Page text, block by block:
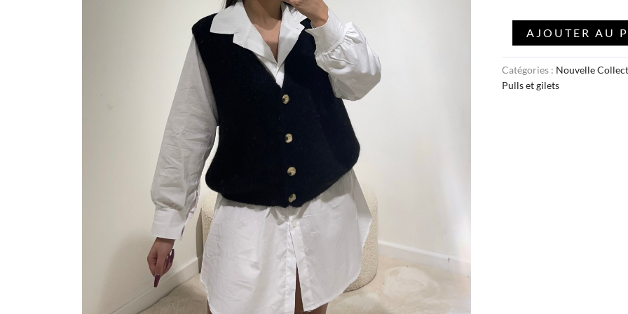
AJOUTER AU
Catégories : Nouvelle
Pulls et gilets